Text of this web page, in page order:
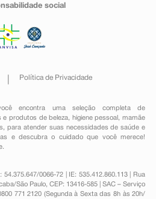
social
Política de Privacidade
encontra uma seleção completa de
e produtos de beleza, higiene pessoal ,mamãe
para atender suas necessidades de saúde e
e descubra o cuidado que você merece!
54.375.647/0066-72 | IE: 535.412.860.113 | Rua
São Paulo, CEP: 13416-585 | SAC – Serviço
771 2120 (Segunda à Sexta das 8h às 20h/